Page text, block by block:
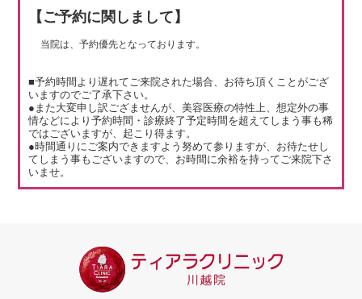
【ご予約に関しまして】
当院は、予約優先となっております。
■予約時間より遅れてご来院された場合、お待ち頂くことがござ
いますのでご了承下さい。
●また大変申し訳ござませんが、美容医療の特性上、想定外の事
情などにより予約時間・診療終了予定時間を超えてしまう事も稀
ではございますが、起こり得ます。
●時間通りにご案内できますよう努めて参りますが、お待たせし
てしまう事もございますので、お時間に余裕を持ってご来院下さ
いませ。